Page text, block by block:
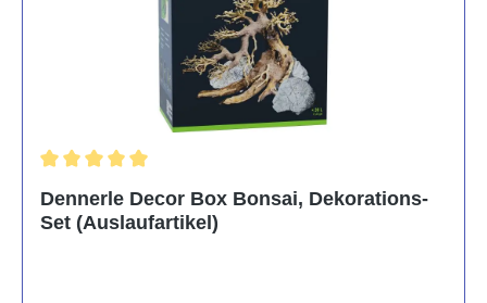
Dennerle Decor Box Bonsai, Dekorations-
Set (Auslaufartikel)